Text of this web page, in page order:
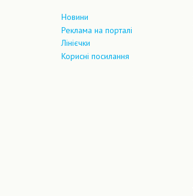
Новини
Реклама на порталі
Лінієчки
Корисні посилання